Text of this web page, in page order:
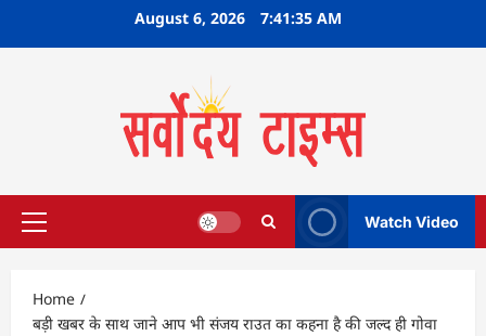
August 6, 2026 7:41:36 AM
Primary
Watch Video
Home
बड़ी खबर के साथ जाने आप भी संजय राउत का कहना है की जल्द ही गोवा